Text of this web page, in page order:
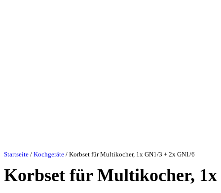
Startseite / Kochgeräte / Korbset für Multikocher, 1x GN1/3 + 2x GN1/6
Korbset für Multikocher, 1x